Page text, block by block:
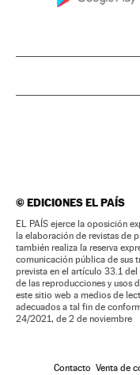
©EDICIONES EL PAÍS
EL PAÍS ejerce la oposición
la elaboración de revistas de
también realiza la reserva
comunicación pública de sus
prevista en el artículo 33.1 del
de las reproducciones y usos
este sitio web a medios de
adecuados a tal fin de
24/2021, de 2 de noviembre
Contacto Venta de